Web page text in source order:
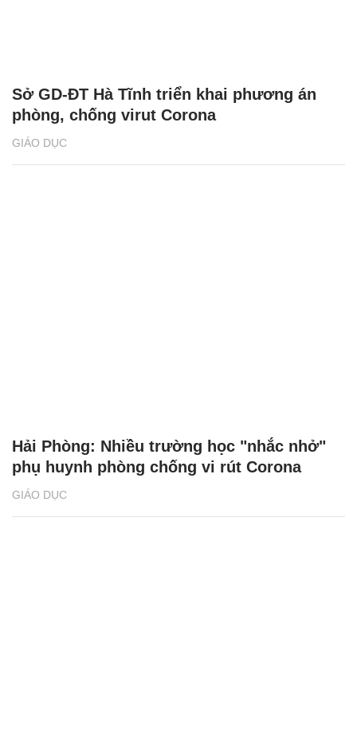
GIÁO DỤC
Sở GD-ĐT Hà Tĩnh triển khai phương án
phòng, chống virut Corona
GIÁO DỤC
Hải Phòng: Nhiều trường học "nhắc nhở"
phụ huynh phòng chống vi rút Corona